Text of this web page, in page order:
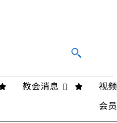
教会消息 视频
会员